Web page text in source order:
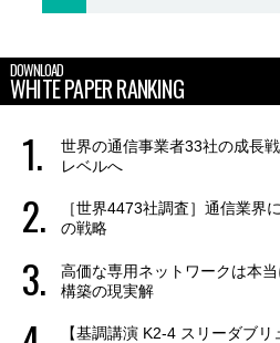
DOWNLOAD
WHITE PAPER RANKING
世界の通信事業者33社の成長
レベルへ
［世界4473社調査］通信業界
の戦略
高価な専用ネットワークは本
構築の現実解
【基調講演 K2-4 スリーダブ